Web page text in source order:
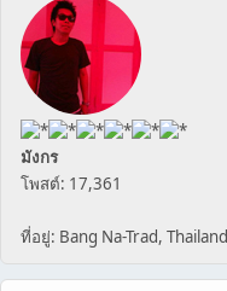
มังกร
โพสต์: 17,361
ที่อยู่: Bang Na-Trad, Thailand